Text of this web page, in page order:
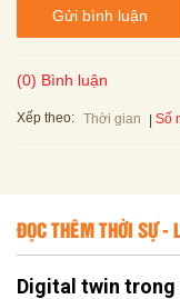
Gửi bình luận
(0) Bình luận
Xếp theo: Thời gian Số
ĐỌC THÊM THỜI SỰ -
Digital twin trong